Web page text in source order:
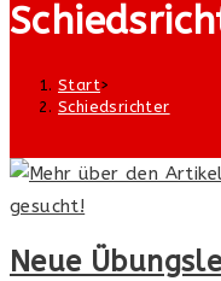
Start>
Schiedsrichter
Neue